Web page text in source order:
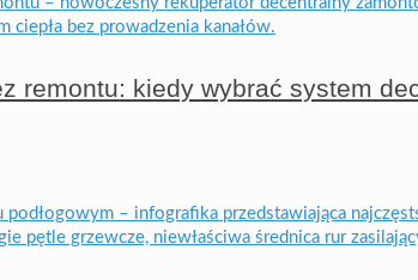
remontu: kiedy wybrać system